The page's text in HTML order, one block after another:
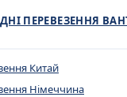
ПЕРЕВЕЗЕННЯ
Китай
Німеччина